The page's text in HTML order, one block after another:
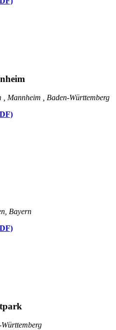
Mannheim , Baden-Württemberg
Bayern